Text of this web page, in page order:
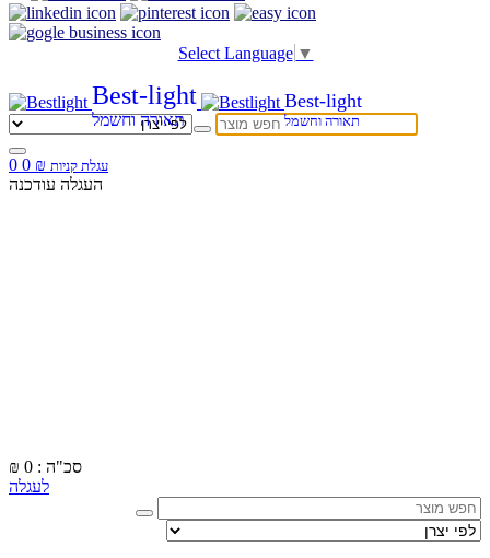
Select Language ▼
Best-light
תאורה וחשמל
Best-light
תאורה וחשמל
0 עגלת קניות ₪
0
העגלה עודכנה
₪
סכ"ה : 0
לעגלה